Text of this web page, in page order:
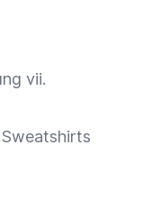
vii.